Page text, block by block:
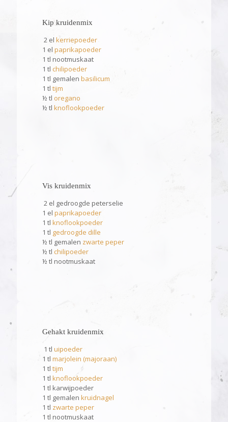
Kip kruidenmix
2 el kerriepoeder
1 el paprikapoeder
1 tl nootmuskaat
1 tl chilipoeder
1 tl gemalen basilicum
1 tl tijm
½ tl oregano
½ tl knoflookpoeder
Vis kruidenmix
2 el gedroogde peterselie
1 el paprikapoeder
1 tl knoflookpoeder
1 tl gedroogde dille
½ tl gemalen zwarte peper
½ tl chilipoeder
½ tl nootmuskaat
Gehakt kruidenmix
1 tl uipoeder
1 tl marjolein (majoraan)
1 tl tijm
1 tl knoflookpoeder
1 tl karwijpoeder
1 tl gemalen kruidnagel
1 tl zwarte peper
1 tl nootmuskaat